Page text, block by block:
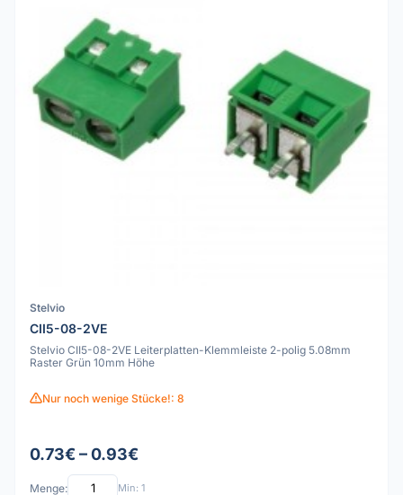
Stelvio
CII5-08-2VE
Stelvio CII5-08-2VE Leiterplatten-Klemmleiste 2-polig 5.08mm
Raster Grün 10mm Höhe
Nur noch wenige Stücke!: 8
0.73€ – 0.93€
Menge: Min: 1